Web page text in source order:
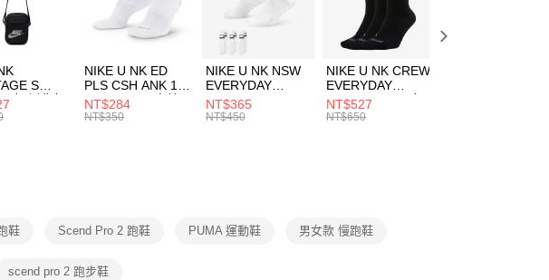
１．於結帳方式選擇「AFTEE先享後付」後，將跳轉至「AFTEE先享後
付」結帳頁面，進行簡訊認證並確認金額後，即可完成結帳。
２．訂單成立數日內，您將收到繳費通知簡訊。
３．收到繳費通知簡訊後14天內，點擊此簡訊中的連結，可透過四大超商
／ATM／網路銀行／等多元方式進行付款，方視為交易完成。
※ 請注意：結帳手續完成當下不需立刻繳費，但若您需要取消訂單，請聯
絡購買商品的店家。未經商家同意取消之訂單仍視為有效，需透過AFTEE
先享後付繳納相關費用。
１．透過由恩沛科技股份有限公司提供之「AFTEE先享後付」服務完成之
交易，需依本服務之必要範圍內提供個人資料，並將交易相關給付款項請
２．關於個人資料處理事宜，請瀏覽以下網址：
每筆NT$100，滿NT$1,500(含以上)免運費
S
女 側背包
NIKE U NK ED
PLS CSH ANK 1P
144 DBL 男 中統
襪 DH4058104
NT$284
NT$350
NIKE U NK NSW
EVERYDAY
ESSENTIAL CR
男女 短統襪
NT$365
NT$450
NIKE U NK CREW
EVERYDAY
BBALL 3PR 男女
長統襪
NT$527
NT$650
鞋 Scend Pro 2 跑鞋 PUMA 運動鞋 男女款 慢跑鞋
scend pro 2 跑步鞋